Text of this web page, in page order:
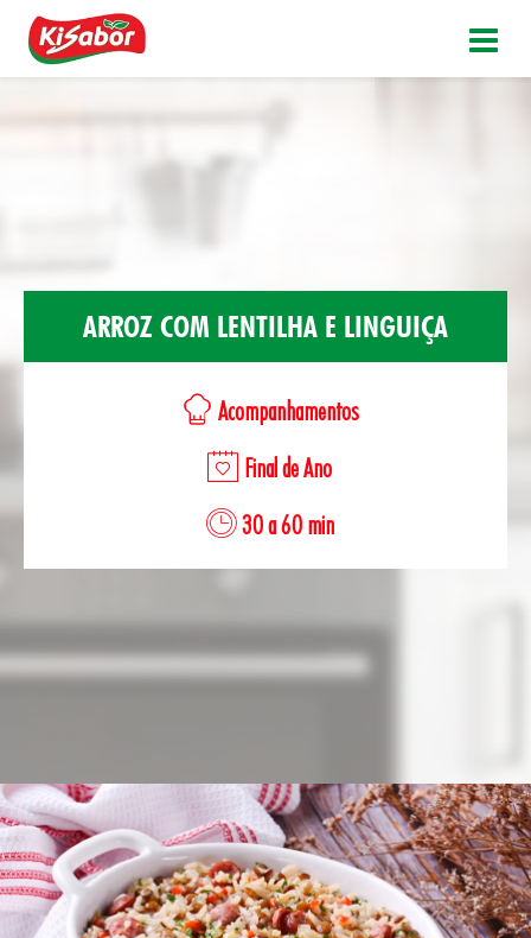
ARROZ COM LENTILHA E LINGUIÇA
Acompanhamentos
Final de Ano
30 a 60 min